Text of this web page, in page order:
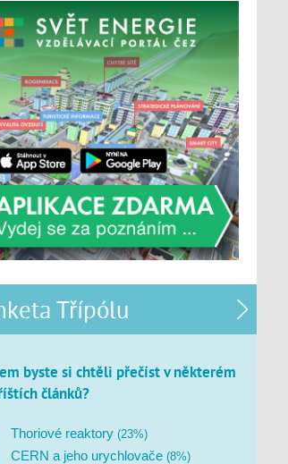
Třípólu
byste si chtěli přečíst v některém
článků?
Thoriové reaktory (23%)
CERN a jeho urychlovače (8%)